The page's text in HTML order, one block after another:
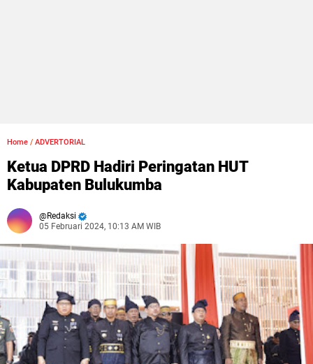
Home / ADVERTORIAL
Ketua DPRD Hadiri Peringatan HUT
Kabupaten Bulukumba
Redaksi
05 Februari 2024, 10:13 AM WIB